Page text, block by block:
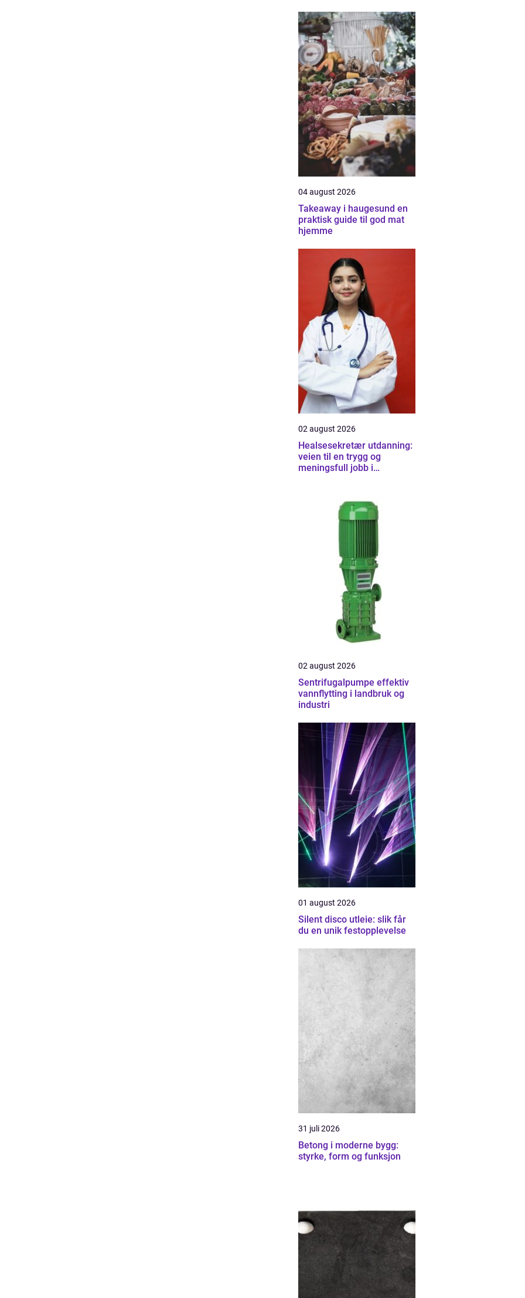
04 august 2026
Takeaway i haugesund en
praktisk guide til god mat
hjemme
02 august 2026
Healsesekretær utdanning:
veien til en trygg og
meningsfull jobb i
02 august 2026
Sentrifugalpumpe effektiv
vannflytting i landbruk og
industri
01 august 2026
Silent disco utleie: slik får
du en unik festopplevelse
31 juli 2026
Betong i moderne bygg:
styrke, form og funksjon